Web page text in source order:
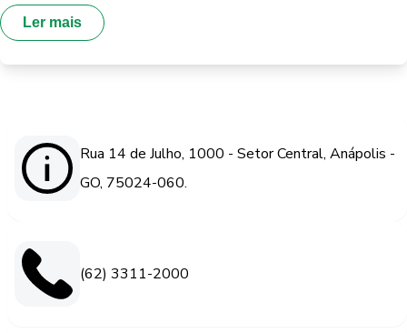
Ler mais
Rua 14 de Julho, 1000 - Setor Central, Anápolis -
GO, 75024-060.
(62) 3311-2000